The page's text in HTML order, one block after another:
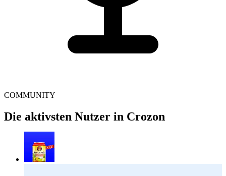
COMMUNITY
Die aktivsten Nutzer in Crozon